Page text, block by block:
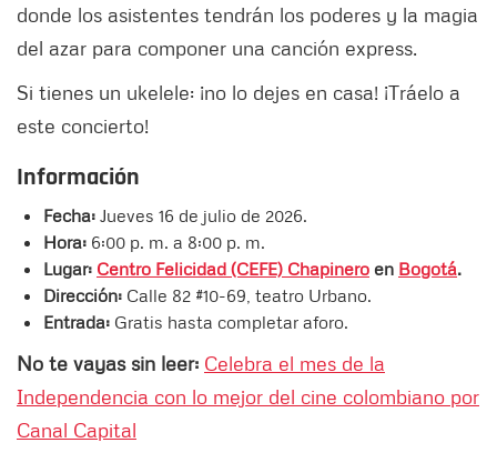
donde los asistentes tendrán los poderes y la magia
del azar para componer una canción express.
Si tienes un ukelele: ¡no lo dejes en casa! ¡Tráelo a
este concierto!
Información
Fecha: Jueves 16 de julio de 2026.
Hora: 6:00 p. m. a 8:00 p. m.
Lugar: Centro Felicidad (CEFE) Chapinero en Bogotá.
Dirección: Calle 82 #10-69, teatro Urbano.
Entrada: Gratis hasta completar aforo.
No te vayas sin leer: Celebra el mes de la
Independencia con lo mejor del cine colombiano por
Canal Capital